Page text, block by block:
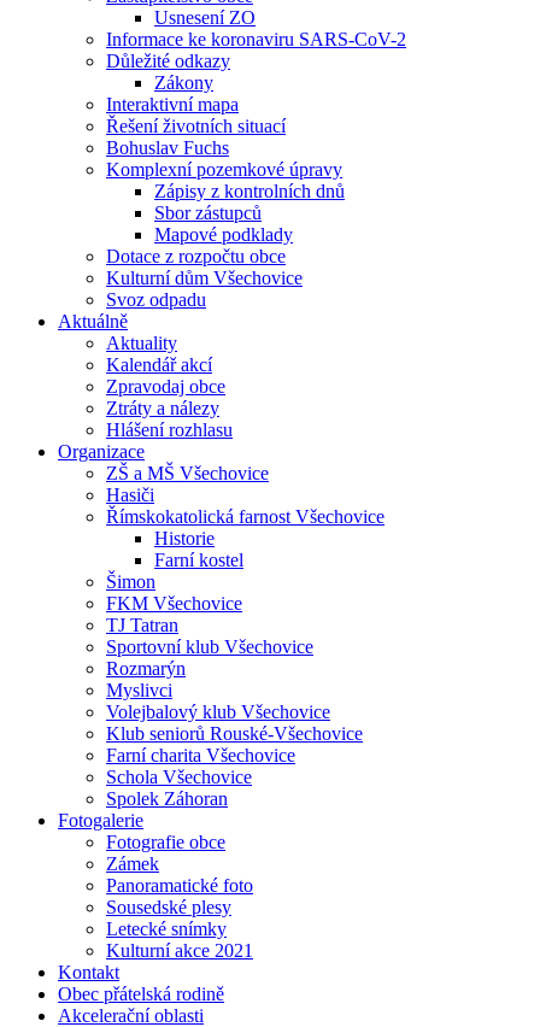
Usnesení ZO
Informace ke koronaviru SARS-CoV-2
Důležité odkazy
Zákony
Interaktivní mapa
Řešení životních situací
Bohuslav Fuchs
Komplexní pozemkové úpravy
Zápisy z kontrolních dnů
Sbor zástupců
Mapové podklady
Dotace z rozpočtu obce
Kulturní dům Všechovice
Svoz odpadu
Aktuálně
Aktuality
Kalendář akcí
Zpravodaj obce
Ztráty a nálezy
Hlášení rozhlasu
Organizace
ZŠ a MŠ Všechovice
Hasiči
Římskokatolická farnost Všechovice
Historie
Farní kostel
Šimon
FKM Všechovice
TJ Tatran
Sportovní klub Všechovice
Rozmarýn
Myslivci
Volejbalový klub Všechovice
Klub seniorů Rouské-Všechovice
Farní charita Všechovice
Schola Všechovice
Spolek Záhoran
Fotogalerie
Fotografie obce
Zámek
Panoramatické foto
Sousedské plesy
Letecké snímky
Kulturní akce 2021
Kontakt
Obec přátelská rodině
Akcelerační oblasti